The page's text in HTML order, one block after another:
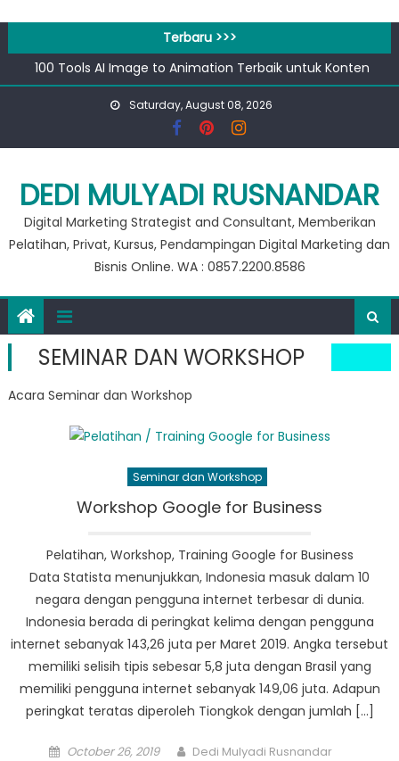
content
Terbaru >>>
100 Tools AI Image to Animation Terbaik untuk Konten
Video & Animasi
Apa bedanya kata pengantar pendahuluan dan prakata
Private Google for Business
Workshop Google for Business
Saturday, August 08, 2026
DEDI MULYADI RUSNANDAR
Digital Marketing Strategist and Consultant, Memberikan
Pelatihan, Privat, Kursus, Pendampingan Digital Marketing dan
Bisnis Online. WA : 0857.2200.8586
SEMINAR DAN WORKSHOP
Acara Seminar dan Workshop
Seminar dan Workshop
Workshop Google for Business
Pelatihan, Workshop, Training Google for Business
Data Statista menunjukkan, Indonesia masuk dalam 10
negara dengan pengguna internet terbesar di dunia.
Indonesia berada di peringkat kelima dengan pengguna
internet sebanyak 143,26 juta per Maret 2019. Angka tersebut
memiliki selisih tipis sebesar 5,8 juta dengan Brasil yang
memiliki pengguna internet sebanyak 149,06 juta. Adapun
peringkat teratas diperoleh Tiongkok dengan jumlah […]
Posted
October 26, 2019 Author
Dedi Mulyadi Rusnandar